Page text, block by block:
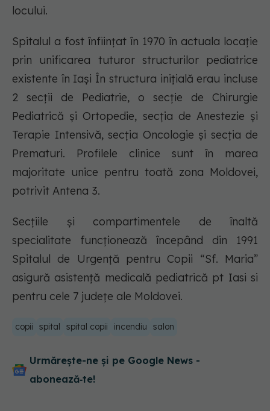
locului.
Spitalul a fost înfiinţat în 1970 în actuala locaţie
prin unificarea tuturor structurilor pediatrice
existente în Iaşi În structura iniţială erau incluse
2 secţii de Pediatrie, o secţie de Chirurgie
Pediatrică şi Ortopedie, secţia de Anestezie şi
Terapie Intensivă, secţia Oncologie şi secţia de
Prematuri. Profilele clinice sunt în marea
majoritate unice pentru toată zona Moldovei,
potrivit Antena 3.
Secţiile şi compartimentele de înaltă
specialitate funcţionează începând din 1991
Spitalul de Urgenţă pentru Copii “Sf. Maria”
asigură asistenţă medicală pediatrică pt Iasi si
pentru cele 7 judeţe ale Moldovei.
copii spital spital copii incendiu salon
Urmărește-ne și pe Google News -
abonează‑te!